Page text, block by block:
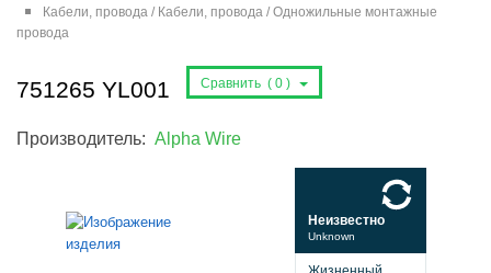
Кабели, провода / Кабели, провода / Одножильные монтажные
провода
751265 YL001 Сравнить ( 0 )
Производитель: Alpha Wire